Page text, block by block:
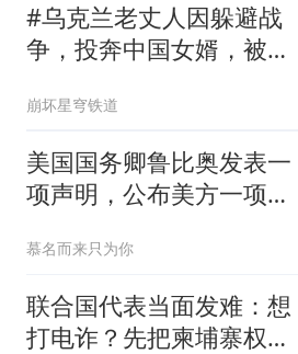
#乌克兰老丈人因躲避战
争，投奔中国女婿，被眼
崩坏星穹铁道
美国国务卿鲁比奥发表一
项声明，公布美方一项重
慕名而来只为你
联合国代表当面发难：想
打电诈？先把柬埔寨权贵